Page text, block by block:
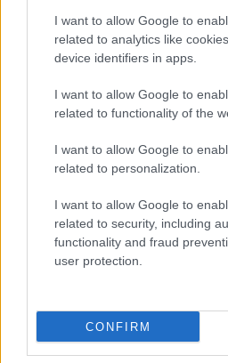
I want to allow Google to
related to analytics like
device identifiers in apps.
I want to allow Google to
related to functionality of the
I want to allow Google to
related to personalization.
I want to allow Google to
related to security, including
functionality and fraud
user protection.
CONFIRM
«Φίλτρο» της ΑΑΔΕ στις
το χαρτζιλίκι και οι
δωρεά